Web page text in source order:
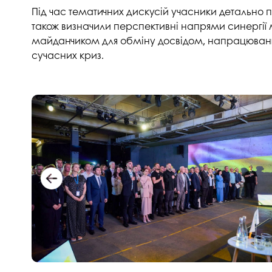
Музеї ПДАУ
Профспілка
Асоціація випускників
Наші контакти
Публічна інформація
Антикорупційна діяльність
Меморіал пам'яті
Відділ маркетингу
Центр
4.0
Омбудсмен
освітнього
Студентське
Навчально-
Дорадча служба
Під час тематичних дискусій учасники
також визначили перспективні напрями
майданчиком для обміну досвідом,
сучасних криз.